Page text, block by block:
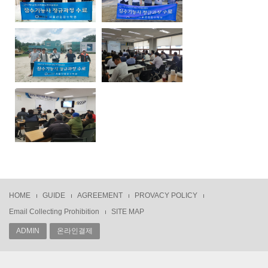
HOME GUIDE AGREEMENT
PROVACY POLICY
Email Collecting Prohibition
SITE MAP
ADMIN 온라인결제